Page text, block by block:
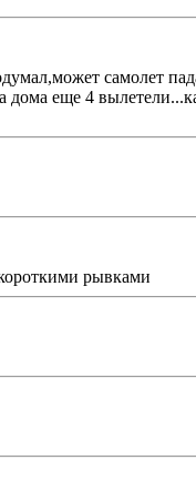
самолет
еще 4
рывками